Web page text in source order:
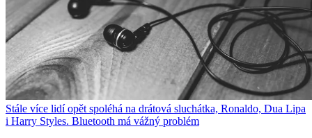
Stále více lidí opět spoléhá na drátová sluchátka, Ronaldo, Dua Lipa
i Harry Styles. Bluetooth má vážný problém